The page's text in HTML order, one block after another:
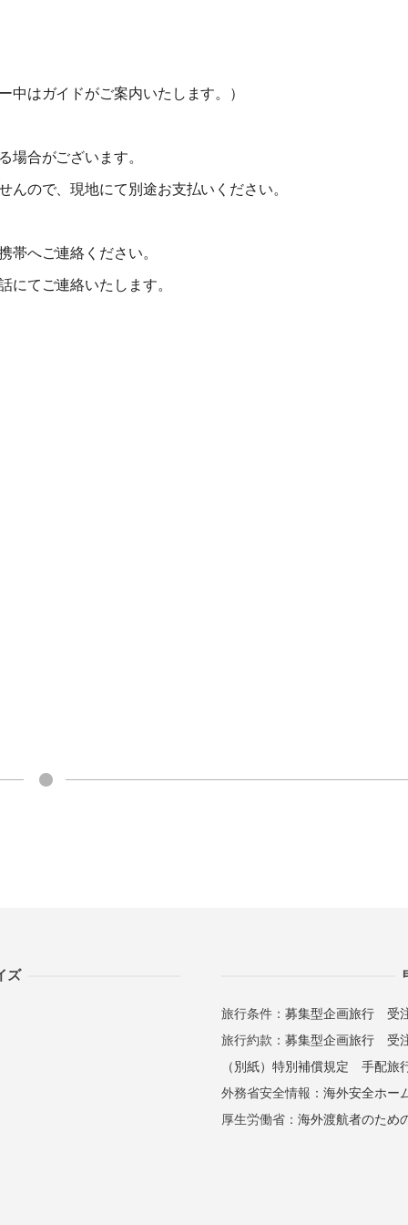
はガイドがご案内いたします。）
合がございます。
ので、現地にて別途お支払いください。
へご連絡ください。
てご連絡いたします。
に関する責任者です。この旅行契約に際し担当者からの説明に不明な
さい。 総合旅行業務取扱管理者 近藤謙司
ズ
旅行条件： 募集型企画旅行
受
旅行約款： 募集型企画旅行
受
（別紙）特別補償規定
手配旅
外務省安全情報： 海外安全ホー
厚生労働省： 海外渡航者のため